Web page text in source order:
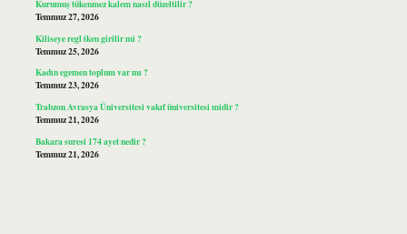
Kurumuş tükenmez kalem nasıl düzeltilir ?
Temmuz 27, 2026
Kiliseye regl iken girilir mi ?
Temmuz 25, 2026
Kadın egemen toplum var mı ?
Temmuz 23, 2026
Trabzon Avrasya Üniversitesi vakıf üniversitesi midir ?
Temmuz 21, 2026
Bakara suresi 174 ayet nedir ?
Temmuz 21, 2026